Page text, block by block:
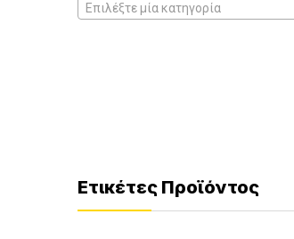
Επιλέξτε μία κατηγορία
Ετικέτες Προϊόντος